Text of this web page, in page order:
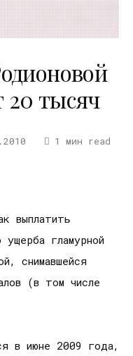
20 тысяч
1 мин read
выплатить
ущерба гламурной
снимавшейся
(в том числе
в июне 2009 года,